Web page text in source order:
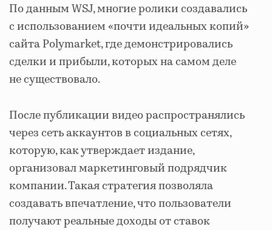
По данным WSJ, многие ролики создавались
с использованием «почти идеальных копий»
сайта Polymarket, где демонстрировались
сделки и прибыли, которых на самом деле
не существовало.
После публикации видео распространялись
через сеть аккаунтов в социальных сетях,
которую, как утверждает издание,
организовал маркетинговый подрядчик
компании. Такая стратегия позволяла
создавать впечатление, что пользователи
получают реальные доходы от ставок